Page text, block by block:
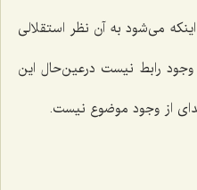
می‌شود به آن نظر استقلالی
رابط نیست درعین‌حال این
از وجود موضوع نیست.